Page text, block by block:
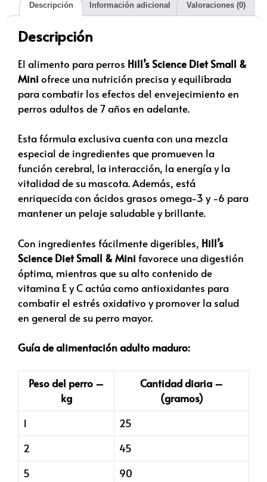
Descripción Información adicional Valoraciones (0)
Descripción
El alimento para perros Hill’s Science Diet Small &
Miniofrece una nutrición precisa y equilibrada
para combatir los efectos del envejecimiento en
perros adultos de 7 años en adelante.
Esta fórmula exclusiva cuenta con una mezcla
especial de ingredientes que promueven la
función cerebral, la interacción, la energía y la
vitalidad de su mascota. Además, está
enriquecida con ácidos grasos omega-3 y -6 para
mantener un pelaje saludable y brillante.
Con ingredientes fácilmente digeribles, Hill’s
Science Diet Small & Minifavorece una digestión
óptima, mientras que su alto contenido de
vitamina E y C actúa como antioxidantes para
combatir el estrés oxidativo y promover la salud
en general de su perro mayor.
Guía de alimentación adulto maduro:
Peso del perro –
kg
Cantidad diaria –
(gramos)
1
25
2
45
5
90